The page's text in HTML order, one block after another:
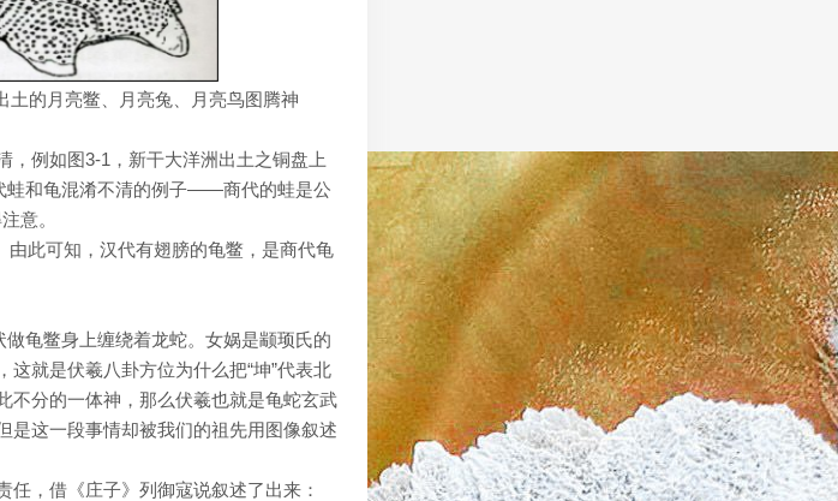
土的月亮鳖、月亮兔、月亮鸟图腾神
，例如图3-1，新干大洋洲出土之铜盘上
蛙和龟混淆不清的例子——商代的蛙是公
意。
此可知，汉代有翅膀的龟鳖，是商代龟
龟鳖身上缠绕着龙蛇。女娲是颛顼氏的
就是伏羲八卦方位为什么把“坤”代表北
不分的一体神，那么伏羲也就是龟蛇玄武
是这一段事情却被我们的祖先用图像叙述
，借《庄子》列御寇说叙述了出来：